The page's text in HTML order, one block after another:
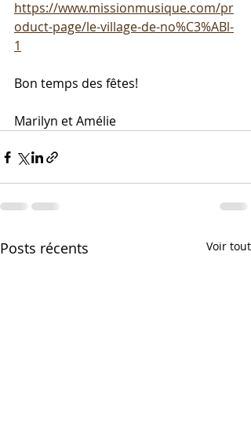
https://www.missionmusique.com/pr
oduct-page/le-village-de-no%C3%ABl-
1
Bon temps des fêtes!
Marilyn et Amélie
Posts récents Voir tout